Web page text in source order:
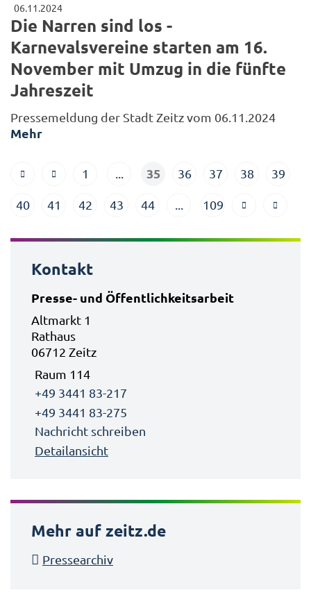
06.11.2024
Die Narren sind los -
Karnevalsvereine starten am 16.
November mit Umzug in die fünfte
Jahreszeit
Pressemeldung der Stadt Zeitz vom 06.11.2024
Mehr
1 35 36 37 38 39
40 41 42 43 44 109
Kontakt
Presse- und Öffentlichkeitsarbeit
Altmarkt 1
Rathaus
06712 Zeitz
Raum 114
+49 3441 83-217
+49 3441 83-275
Nachricht schreiben
Detailansicht
Mehr auf zeitz.de
Pressearchiv